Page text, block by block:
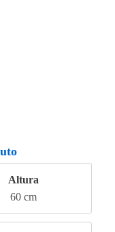
Altura
60 cm